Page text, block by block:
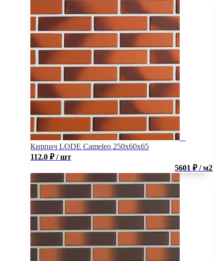
Кирпич LODE Cameleo 250x60x65
112.0 ₽ / шт
5601 ₽ / м2